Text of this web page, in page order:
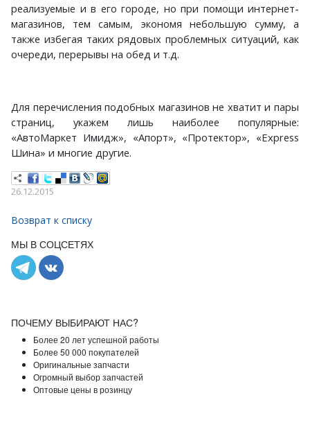
реализуемые и в его городе, но при помощи интернет-
магазинов, тем самым, экономя небольшую сумму, а
также избегая таких рядовых проблемных ситуаций, как
очереди, перерывы на обед и т.д.
Для перечисления подобных магазинов не хватит и пары
страниц, укажем лишь наиболее популярные:
«АвтоМаркет Имидж», «Апорт», «Протектор», «Express
Шина» и многие другие.
26.12.2015
Возврат к списку
МЫ В СОЦСЕТЯХ
ПОЧЕМУ ВЫБИРАЮТ НАС?
Более 20 лет успешной работы
Более 50 000 покупателей
Оригинальные запчасти
Огромный выбор запчастей
Оптовые цены в розинцу